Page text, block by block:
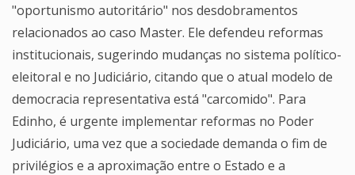
"oportunismo autoritário" nos desdobramentos
relacionados ao caso Master. Ele defendeu reformas
institucionais, sugerindo mudanças no sistema político-
eleitoral e no Judiciário, citando que o atual modelo de
democracia representativa está "carcomido". Para
Edinho, é urgente implementar reformas no Poder
Judiciário, uma vez que a sociedade demanda o fim de
privilégios e a aproximação entre o Estado e a